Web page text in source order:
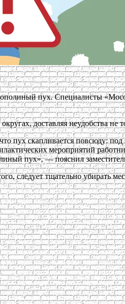
пух. Специалисты
доставляя неудобства не
пух скапливается повсюду:
мероприятий
пух», — пояснил
следует тщательно убирать